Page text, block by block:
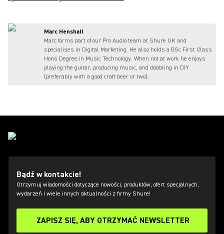
Marc Henshall
Marc forms part of our Pro Audio team at Shure UK and
specialises in Digital Marketing. He also holds a BSc First Class
Hons Degree in Music Technology. When not at work he enjoys
playing the guitar, producing music, and dabbling in DIY
(preferably with a good craft beer or two).
Bądź w kontakcie!
Otrzymuj wiadomości dotyczące nowości, produktów, ofert specjalnych,
wydarzeń i wiele innych aktualności z firmy Shure!
ZAPISZ SIĘ, ABY OTRZYMAĆ NEWSLETTER